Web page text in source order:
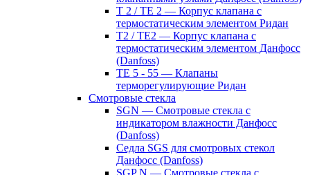
T 2 / TE 2 — Корпус клапана с
термостатическим элементом Ридан
T2 / TE2 — Корпус клапана с
термостатическим элементом Данфосс
(Danfoss)
TE 5 - 55 — Клапаны
терморегулирующие Ридан
Смотровые стекла
SGN — Смотровые стекла с
индикатором влажности Данфосс
(Danfoss)
Седла SGS для смотровых стекол
Данфосс (Danfoss)
SGP N — Смотровые стекла с